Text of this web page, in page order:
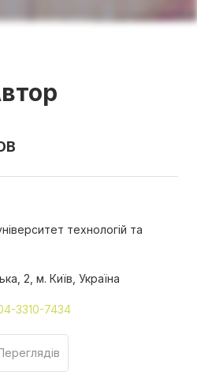
технологій та
2, м. Київ, Україна
3310-7434